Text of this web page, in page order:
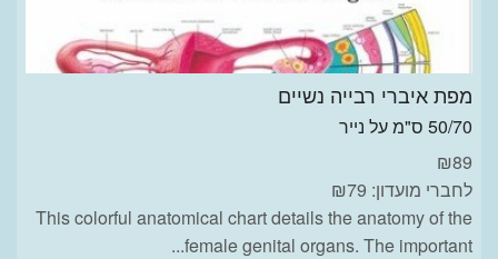
מפת איברי רבייה נשיים
50/70 ס"מ על נייר
₪89
לחברי מועדון: ₪79
This colorful anatomical chart details the anatomy of the
female genital organs. The important...